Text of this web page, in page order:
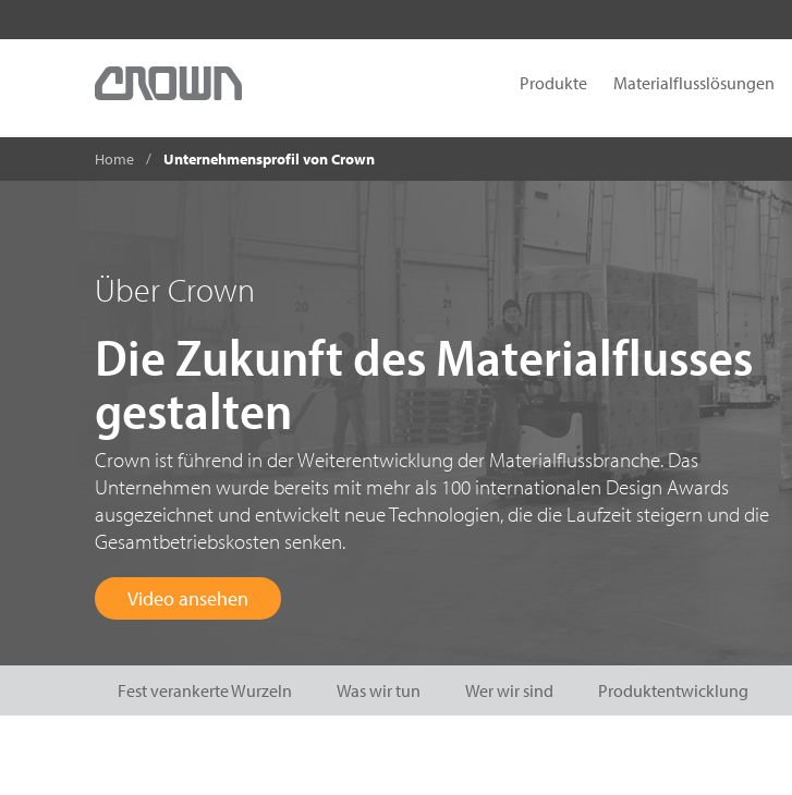
Produkte Materialflusslösungen
Home Unternehmensprofil von Crown
Über Crown
Die Zukunft des Materialflusses
gestalten
Crown ist führend in der Weiterentwicklung der Materialflussbranche. Das
Unternehmen wurde bereits mit mehr als 100 internationalen Design Awards
ausgezeichnet und entwickelt neue Technologien, die die Laufzeit steigern und die
Gesamtbetriebskosten senken.
Video ansehen
Fest verankerte Wurzeln Was wir tun Wer wir sind Produktentwicklung